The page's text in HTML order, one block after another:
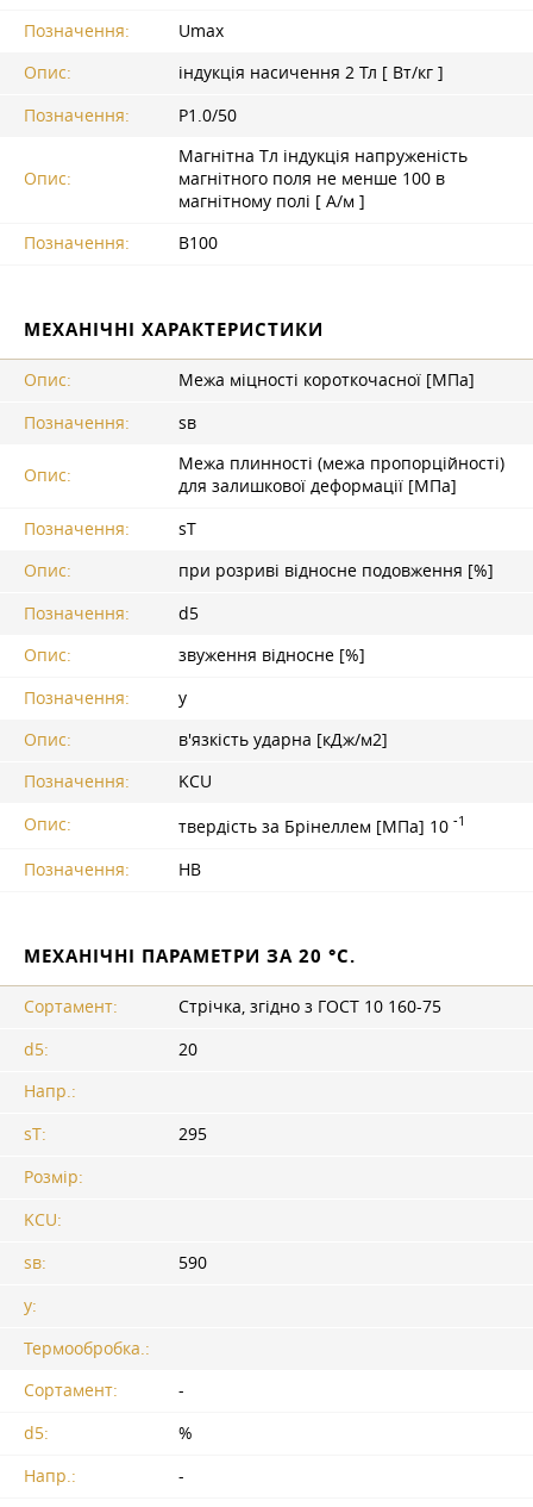
Позначення:
Umax
Опис:
індукція насичення 2 Тл [ Вт/кг ]
Позначення:
P1.0/50
Опис:
Магнітна Tл індукція напруженість
магнітного поля не менше 100 в
магнітному полі [ А/м ]
Позначення:
B100
МЕХАНІЧНІ ХАРАКТЕРИСТИКИ
Опис:
Межа міцності короткочасної [МПа]
Позначення:
sв
Опис:
Межа плинності (межа пропорційності)
для залишкової деформації [МПа]
Позначення:
sT
Опис:
при розриві відносне подовження [%]
Позначення:
d5
Опис:
звуження відносне [%]
Позначення:
y
Опис:
в'язкість ударна [кДж/м2]
Позначення:
KCU
Опис:
твердість за Брінеллем [МПа] 10 -1
Позначення: HB
МЕХАНІЧНІ ПАРАМЕТРИ ЗА 20 °C.
Сортамент: Стрічка, згідно з ГОСТ 10 160-75
d5:
20
Напр.:
sT:
295
Розмір:
KCU:
sв:
590
y:
Термообробка.:
Сортамент:
-
d5:
%
Напр.:
-